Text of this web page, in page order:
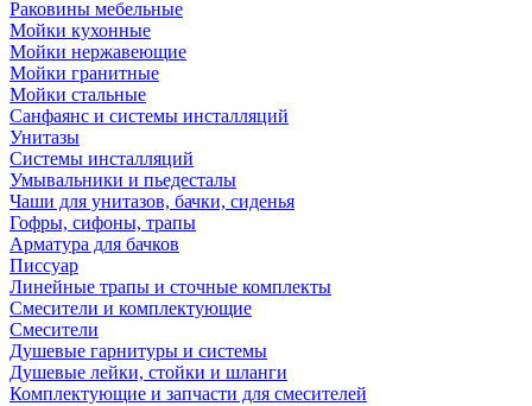
Раковины мебельные
Мойки кухонные
Мойки нержавеющие
Мойки гранитные
Мойки стальные
Санфаянс и системы инсталляций
Унитазы
Системы инсталляций
Умывальники и пьедесталы
Чаши для унитазов, бачки, сиденья
Гофры, сифоны, трапы
Арматура для бачков
Писсуар
Линейные трапы и сточные комплекты
Смесители и комплектующие
Смесители
Душевые гарнитуры и системы
Душевые лейки, стойки и шланги
Комплектующие и запчасти для смесителей